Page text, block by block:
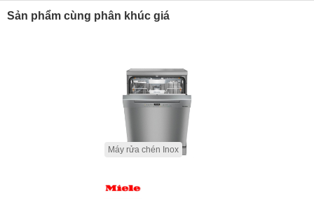
Sản phẩm cùng phân khúc giá
Máy rửa chén Inox